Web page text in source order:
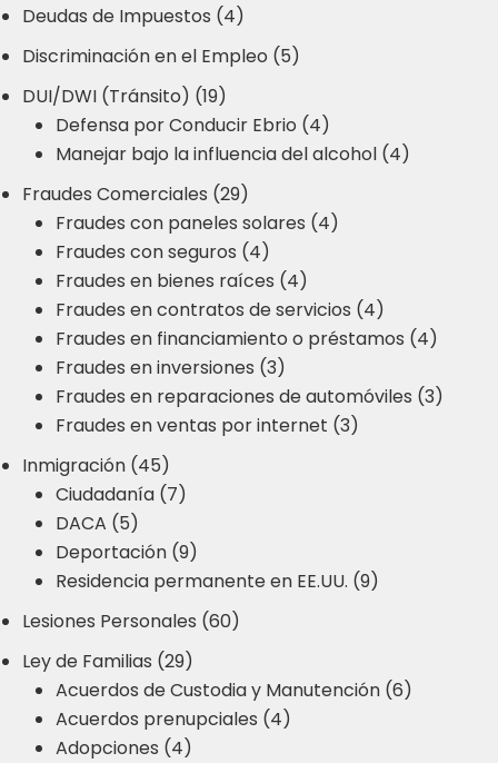
Deudas de Impuestos (4)
Discriminación en el Empleo (5)
DUI/DWI (Tránsito) (19)
Defensa por Conducir Ebrio (4)
Manejar bajo la influencia del alcohol (4)
Fraudes Comerciales (29)
Fraudes con paneles solares (4)
Fraudes con seguros (4)
Fraudes en bienes raíces (4)
Fraudes en contratos de servicios (4)
Fraudes en financiamiento o préstamos (4)
Fraudes en inversiones (3)
Fraudes en reparaciones de automóviles (3)
Fraudes en ventas por internet (3)
Inmigración (45)
Ciudadanía (7)
DACA (5)
Deportación (9)
Residencia permanente en EE.UU. (9)
Lesiones Personales (60)
Ley de Familias (29)
Acuerdos de Custodia y Manutención (6)
Acuerdos prenupciales (4)
Adopciones (4)